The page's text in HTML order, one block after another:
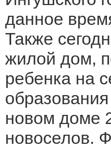
данное
Также
жилой дом,
ребенка на
новом доме
новоселов.